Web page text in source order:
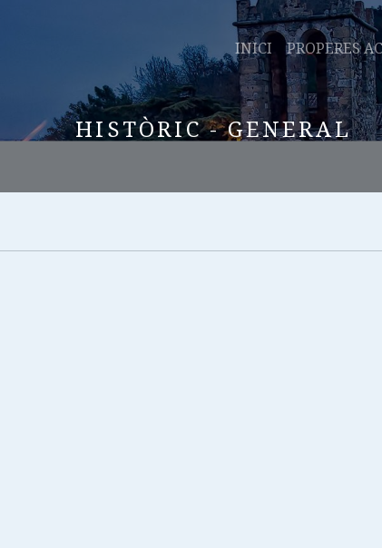
INICI PROPERES
HISTÒRIC - GENERAL